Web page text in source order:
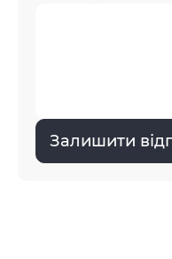
Залишити